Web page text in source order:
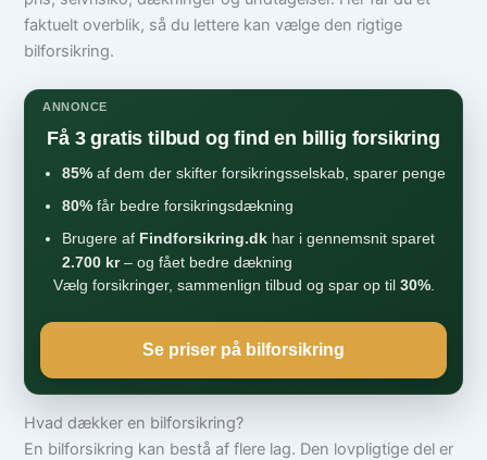
faktuelt overblik, så du lettere kan vælge den rigtige
bilforsikring.
ANNONCE
Få 3 gratis tilbud og find en billig forsikring
85% af dem der skifter forsikringsselskab, sparer penge
80% får bedre forsikringsdækning
Brugere af Findforsikring.dk har i gennemsnit sparet
2.700 kr– og fået bedre dækning
Vælg forsikringer, sammenlign tilbud og spar op til 30%.
Se priser på bilforsikring
Hvad dækker en bilforsikring?
En bilforsikring kan bestå af flere lag. Den lovpligtige del er